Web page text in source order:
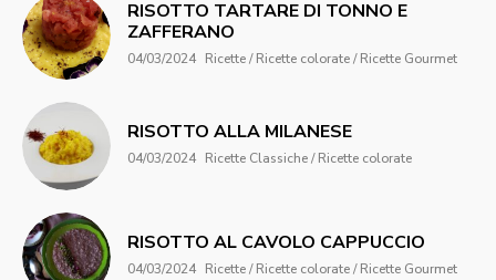
RISOTTO TARTARE DI TONNO E
ZAFFERANO
04/03/2024 Ricette / Ricette colorate / Ricette Gourmet
RISOTTO ALLA MILANESE
04/03/2024 Ricette Classiche / Ricette colorate
RISOTTO AL CAVOLO CAPPUCCIO
04/03/2024 Ricette / Ricette colorate / Ricette Gourmet